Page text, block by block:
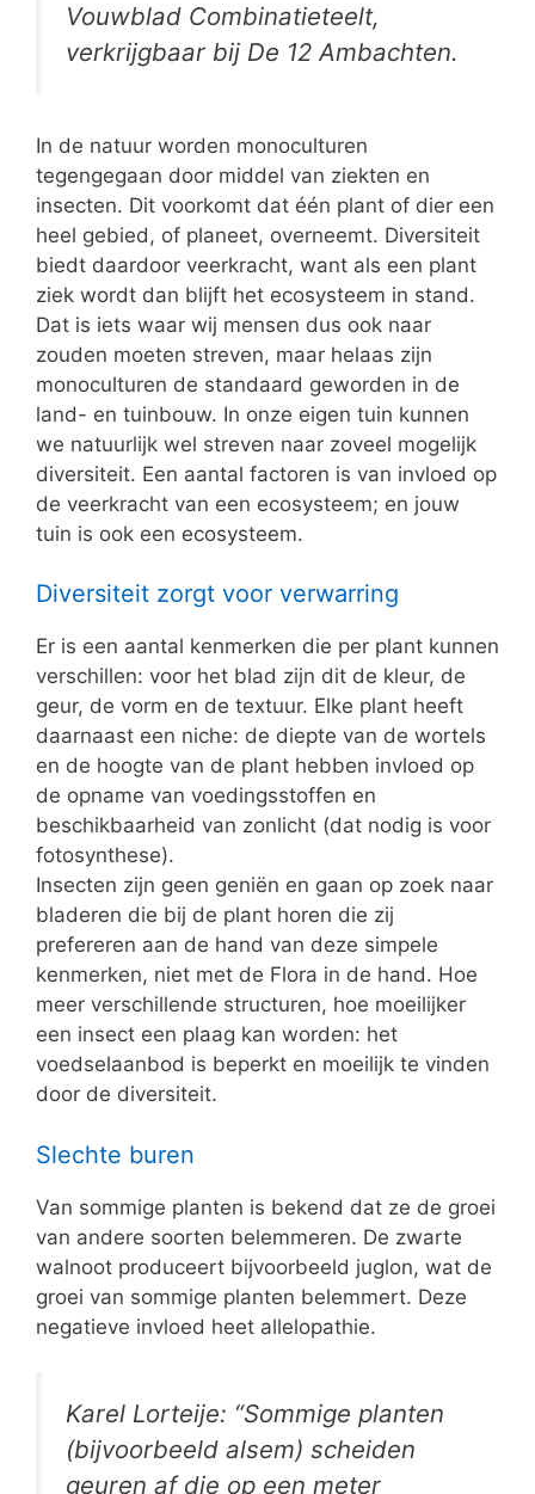
Vouwblad Combinatieteelt,
verkrijgbaar bij De 12 Ambachten.
In de natuur worden monoculturen
tegengegaan door middel van ziekten en
insecten. Dit voorkomt dat één plant of dier een
heel gebied, of planeet, overneemt. Diversiteit
biedt daardoor veerkracht, want als een plant
ziek wordt dan blijft het ecosysteem in stand.
Dat is iets waar wij mensen dus ook naar
zouden moeten streven, maar helaas zijn
monoculturen de standaard geworden in de
land- en tuinbouw. In onze eigen tuin kunnen
we natuurlijk wel streven naar zoveel mogelijk
diversiteit. Een aantal factoren is van invloed op
de veerkracht van een ecosysteem; en jouw
tuin is ook een ecosysteem.
Diversiteit zorgt voor verwarring
Er is een aantal kenmerken die per plant kunnen
verschillen: voor het blad zijn dit de kleur, de
geur, de vorm en de textuur. Elke plant heeft
daarnaast een niche: de diepte van de wortels
en de hoogte van de plant hebben invloed op
de opname van voedingsstoffen en
beschikbaarheid van zonlicht (dat nodig is voor
fotosynthese).
Insecten zijn geen geniën en gaan op zoek naar
bladeren die bij de plant horen die zij
prefereren aan de hand van deze simpele
kenmerken, niet met de Flora in de hand. Hoe
meer verschillende structuren, hoe moeilijker
een insect een plaag kan worden: het
voedselaanbod is beperkt en moeilijk te vinden
door de diversiteit.
Slechte buren
Van sommige planten is bekend dat ze de groei
van andere soorten belemmeren. De zwarte
walnoot produceert bijvoorbeeld juglon, wat de
groei van sommige planten belemmert. Deze
negatieve invloed heet allelopathie.
Karel Lorteije: “Sommige planten
(bijvoorbeeld alsem) scheiden
geuren af die op een meter